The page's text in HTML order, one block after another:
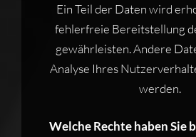
Ein Teil der Daten wird
fehlerfreie Bereitstellung
gewährleisten. Andere
Analyse Ihres
werden.
Welche Rechte haben Sie